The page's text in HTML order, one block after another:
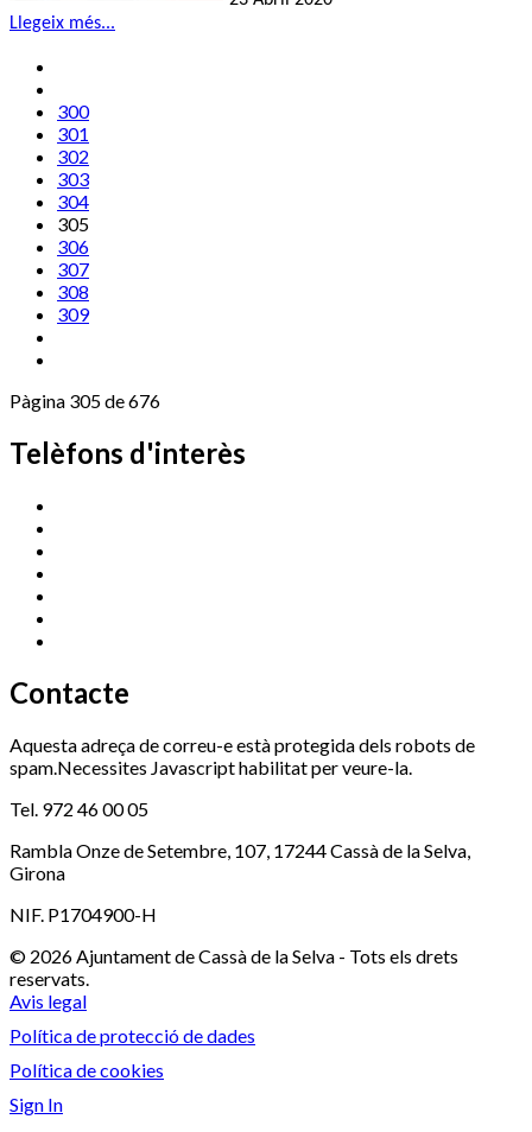
Llegeix més...
300
301
302
303
304
305
306
307
308
309
Pàgina 305 de 676
Telèfons d'interès
Contacte
Aquesta adreça de correu-e està protegida dels robots de
spam.Necessites Javascript habilitat per veure-la.
Tel. 972 46 00 05
Rambla Onze de Setembre, 107, 17244 Cassà de la Selva,
Girona
NIF. P1704900-H
© 2026 Ajuntament de Cassà de la Selva - Tots els drets
reservats.
Avis legal
Política de protecció de dades
Política de cookies
Sign In